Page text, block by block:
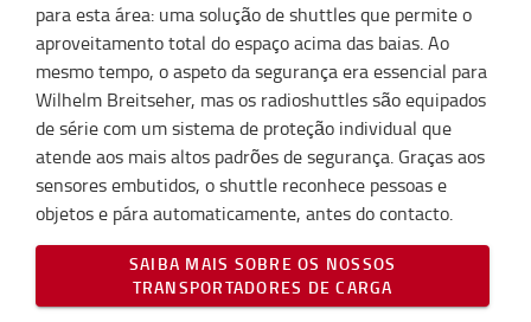
para esta área: uma solução de shuttles que permite o
aproveitamento total do espaço acima das baias. Ao
mesmo tempo, o aspeto da segurança era essencial para
Wilhelm Breitseher, mas os radioshuttles são equipados
de série com um sistema de proteção individual que
atende aos mais altos padrões de segurança. Graças aos
sensores embutidos, o shuttle reconhece pessoas e
objetos e pára automaticamente, antes do contacto.
SAIBA MAIS SOBRE OS NOSSOS
TRANSPORTADORES DE CARGA